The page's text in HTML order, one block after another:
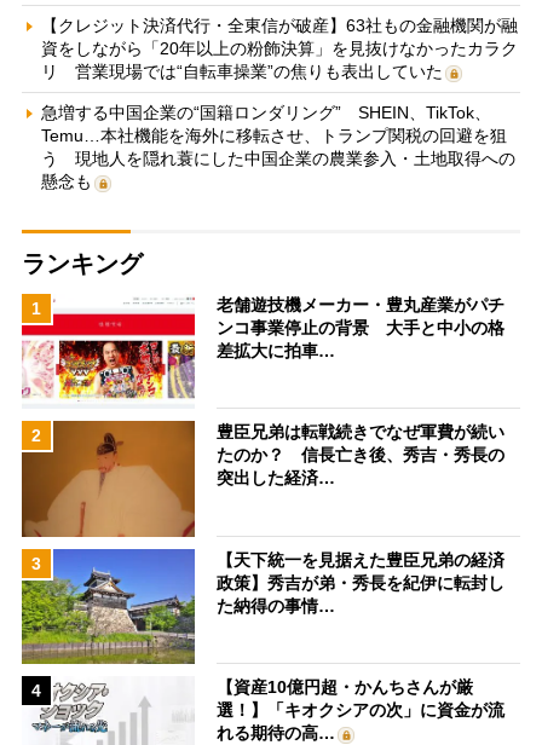
【クレジット決済代行・全東信が破産】63社もの金融機関が融
資をしながら「20年以上の粉飾決算」を見抜けなかったカラク
リ 営業現場では“自転車操業”の焦りも表出していた
急増する中国企業の“国籍ロンダリング” SHEIN、TikTok、
Temu…本社機能を海外に移転させ、トランプ関税の回避を狙
う 現地人を隠れ蓑にした中国企業の農業参入・土地取得への
懸念も
ランキング
1
老舗遊技機メーカー・豊丸産業がパチ
ンコ事業停止の背景 大手と中小の格
差拡大に拍車…
2
豊臣兄弟は転戦続きでなぜ軍費が続い
たのか？ 信長亡き後、秀吉・秀長の
突出した経済…
3
【天下統一を見据えた豊臣兄弟の経済
政策】秀吉が弟・秀長を紀伊に転封し
た納得の事情…
4
【資産10億円超・かんちさんが厳
選！】「キオクシアの次」に資金が流
れる期待の高…